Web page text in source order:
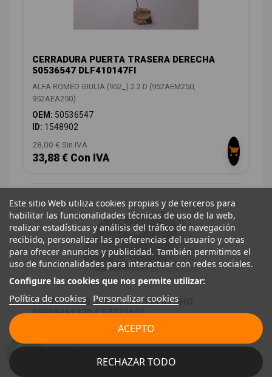
CERRADURA PUERTA TRASERA DERECHA
50536547 DLF410147FI
ALFA ROMEO GIULIA (952_) 2.2 D (952AEM250,
952AEA250)
OEM: 50536547
ID: 1548902
28,00 € Sin IVA
33,88 € Con IVA
ELEVALUNAS DELANTERO DERECHO
00505468270 C57772102
ALFA ROMEO GIULIA (952_) 2.2 D (952AEM250,
00505468270
Este sitio Web utiliza cookies propias y de terceros para
habilitar las funcionalidades técnicas de uso de la web,
realizar estadísticas y análisis del tráfico de navegación
recibido, personalizar las preferencias del usuario y otras
para ofrecer anuncios y publicidad. También permitimos el
uso de funcionalidades para interactuar con redes sociales.
Configure las cookies que nos permite utilizar:
Política de cookies Personalizar cookies
RECHAZAR TODO
ACEPTO